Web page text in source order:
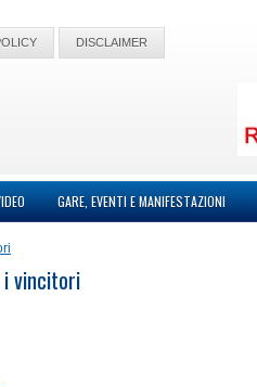
DISCLAIMER
GARE, EVENTI E MANIFESTAZIONI
i vincitori